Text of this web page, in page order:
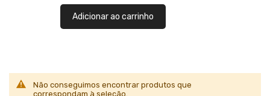
Adicionar ao carrinho
Não conseguimos encontrar produtos que
correspondam à seleção.